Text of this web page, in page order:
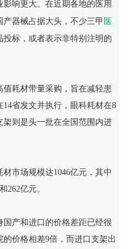
响更大。在近期各地的医用
器械占据大头，不少三甲 医
标，或者表示非特别注明的
耗材带量采购，旨在减轻患
省发文并执行，眼科耗材在8
则是头一批在全国范围内进
市场规模达1046亿元，其中
262亿元。
产和进口的价格差距已经很
价格相差9倍，而进口支架出